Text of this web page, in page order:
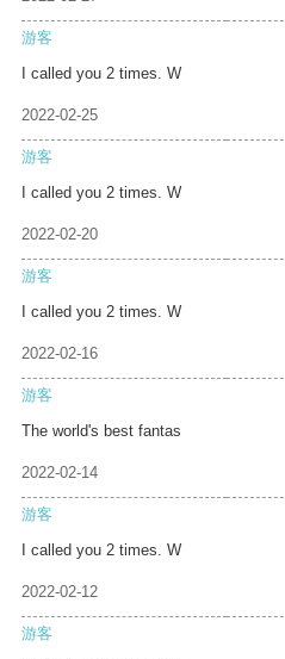
游客
I called you 2 times. W
2022-02-25
游客
I called you 2 times. W
2022-02-20
游客
I called you 2 times. W
2022-02-16
游客
The world's best fantas
2022-02-14
游客
I called you 2 times. W
2022-02-12
游客